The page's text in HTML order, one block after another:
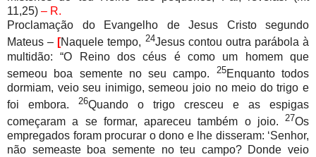
11,25) – R.
Proclamação do Evangelho de Jesus Cristo segundo
Mateus – [Naquele tempo, 24Jesus contou outra parábola à
multidão: “O Reino dos céus é como um homem que
semeou boa semente no seu campo.
25Enquanto todos
dormiam, veio seu inimigo, semeou joio no meio do trigo e
foi embora.
26Quando o trigo cresceu e as espigas
começaram a se formar, apareceu também o joio. 27Os
empregados foram procurar o dono e lhe disseram: ‘Senhor,
não semeaste boa semente no teu campo? Donde veio